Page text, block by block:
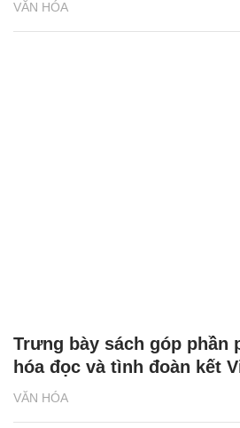
VĂN HÓA
VĂN HÓA
Trưng bày sách góp phần
hóa đọc và tình đoàn kết